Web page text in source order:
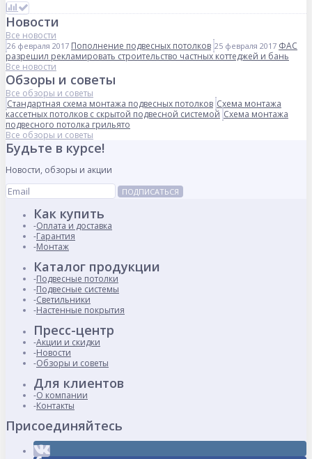
Новости
Все новости
26 февраля 2017 Пополнение подвесных потолков 25 февраля 2017 ФАС
разрешил рекламировать строительство частных коттеджей и бань
Все новости
Обзоры и советы
Все обзоры и советы
Стандартная схема монтажа подвесных потолков Схема монтажа
кассетных потолков с скрытой подвесной системой Схема монтажа
подвесного потолка грильято
Все обзоры и советы
Будьте в курсе!
Новости, обзоры и акции
ПОДПИСАТЬСЯ
Как купить
Оплата и доставка
Гарантия
Монтаж
Каталог продукции
Подвесные потолки
Подвесные системы
Светильники
Настенные покрытия
Пресс-центр
Акции и скидки
Новости
Обзоры и советы
Для клиентов
О компании
Контакты
Присоединяйтесь